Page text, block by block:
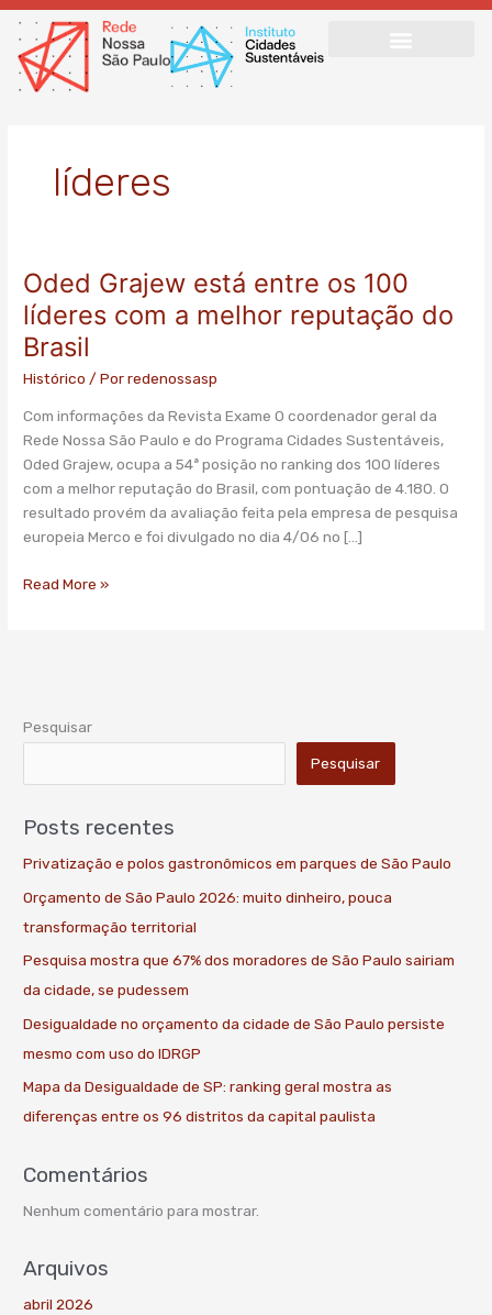
Ir
para
conteúdo
líderes
Oded Grajew está entre os 100
líderes com a melhor reputação do
Brasil
Histórico / Porredenossasp
Com informações da Revista Exame O coordenador geral da
Rede Nossa São Paulo e do Programa Cidades Sustentáveis,
Oded Grajew, ocupa a 54ª posição no ranking dos 100 líderes
com a melhor reputação do Brasil, com pontuação de 4.180. O
resultado provém da avaliação feita pela empresa de pesquisa
europeia Merco e foi divulgado no dia 4/06 no […]
Oded
Grajew
está
entre
os
líderes
com
a
melhor
reputação
do
Read More »
Pesquisar
Pesquisar
Posts recentes
Privatização e polos gastronômicos em parques de São Paulo
Orçamento de São Paulo 2026: muito dinheiro, pouca
transformação territorial
Pesquisa mostra que 67% dos moradores de São Paulo sairiam
da cidade, se pudessem
Desigualdade no orçamento da cidade de São Paulo persiste
mesmo com uso do IDRGP
Mapa da Desigualdade de SP: ranking geral mostra as
diferenças entre os 96 distritos da capital paulista
Comentários
Nenhum comentário para mostrar.
Arquivos
abril 2026